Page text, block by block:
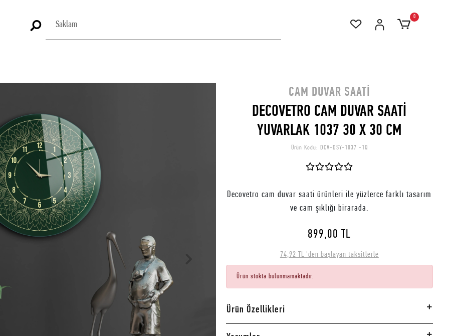
0
CAM DUVAR SAATI
DECOVETRO CAM DUVAR SAATİ
YUVARLAK 1037 30 X 30 CM
Ürün Kodu: DCV-DSY-1037 -1Q
Decovetro cam duvar saati ürünleri ile yüzlerce farklı tasarım
ve cam şıklığı birarada.
899,00 TL
74,92 TL 'den başlayan taksitlerle
Ürün stokta bulunmamaktadır.
Ürün Özellikleri